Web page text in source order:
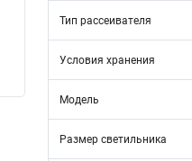
Тип рассеивателя
Условия хранения
Модель
Размер светильника